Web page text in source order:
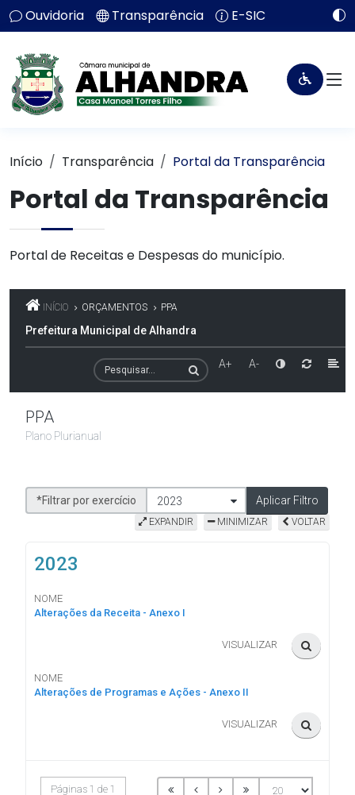
Ouvidoria Transparência E-SIC
Início Transparência Portal da Transparência
Portal da Transparência
Portal de Receitas e Despesas do município.